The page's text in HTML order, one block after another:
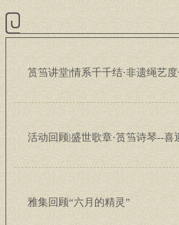
筼筜讲堂|情系千千结·非遗绳艺
活动回顾|盛世歌章·筼筜诗琴--喜
雅集回顾“六月的精灵”